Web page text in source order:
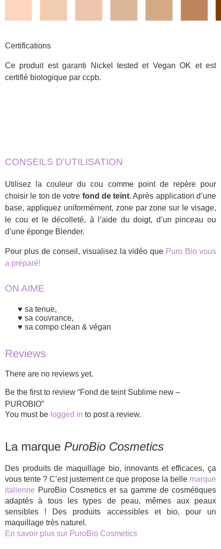
Certifications
Ce produit est garanti Nickel tested et Vegan OK et est
certifié biologique par ccpb.
CONSEILS D'UTILISATION
Utilisez la couleur du cou comme point de repère pour
choisir le ton de votre fond de teint. Après application d’une
base, appliquez uniformément, zone par zone sur le visage,
le cou et le décolleté, à l’aide du doigt, d’un pinceau ou
d’une éponge Blender.
Pour plus de conseil, visualisez la vidéo que Puro Bio vous
a préparé!
ON AIME
sa tenue,
sa couvrance,
sa compo clean & végan
Reviews
There are no reviews yet.
Be the first to review “Fond de teint Sublime new –
PUROBIO”
You must be logged in to post a review.
La marque PuroBio Cosmetics
Des produits de maquillage bio, innovants et efficaces, ça
vous tente ? C’est justement ce que propose la belle marque
italienne PuroBio Cosmetics et sa gamme de cosmétiques
adaptés à tous les types de peau, mêmes aux peaux
sensibles ! Des produits accessibles et bio, pour un
maquillage très naturel.
En savoir plus sur PuroBio Cosmetics